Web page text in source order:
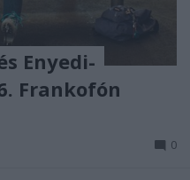
Enyedi-
Frankofón
0